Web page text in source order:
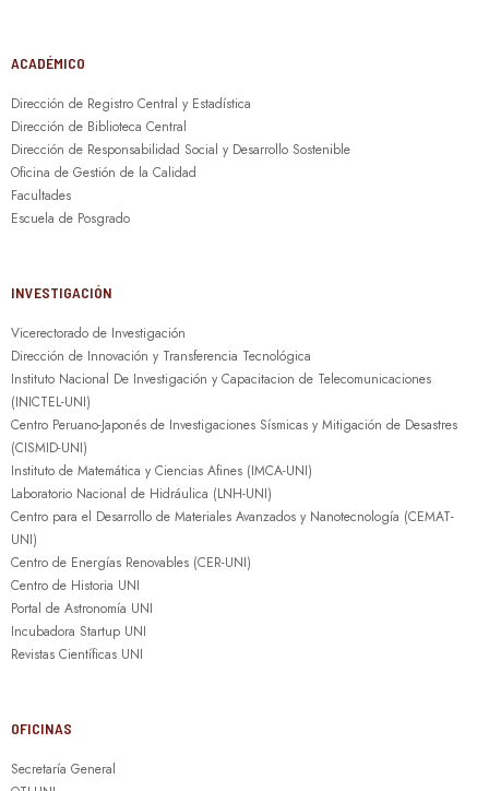
ACADÉMICO
Dirección de Registro Central y Estadística
Dirección de Biblioteca Central
Dirección de Responsabilidad Social y Desarrollo Sostenible
Oficina de Gestión de la Calidad
Facultades
Escuela de Posgrado
INVESTIGACIÓN
Vicerectorado de Investigación
Dirección de Innovación y Transferencia Tecnológica
Instituto Nacional De Investigación y Capacitacion de Telecomunicaciones
(INICTEL-UNI)
Centro Peruano-Japonés de Investigaciones Sísmicas y Mitigación de Desastres
(CISMID-UNI)
Instituto de Matemática y Ciencias Afines (IMCA-UNI)
Laboratorio Nacional de Hidráulica (LNH-UNI)
Centro para el Desarrollo de Materiales Avanzados y Nanotecnología (CEMAT-
UNI)
Centro de Energías Renovables (CER-UNI)
Centro de Historia UNI
Portal de Astronomía UNI
Incubadora Startup UNI
Revistas Científicas UNI
OFICINAS
Secretaría General